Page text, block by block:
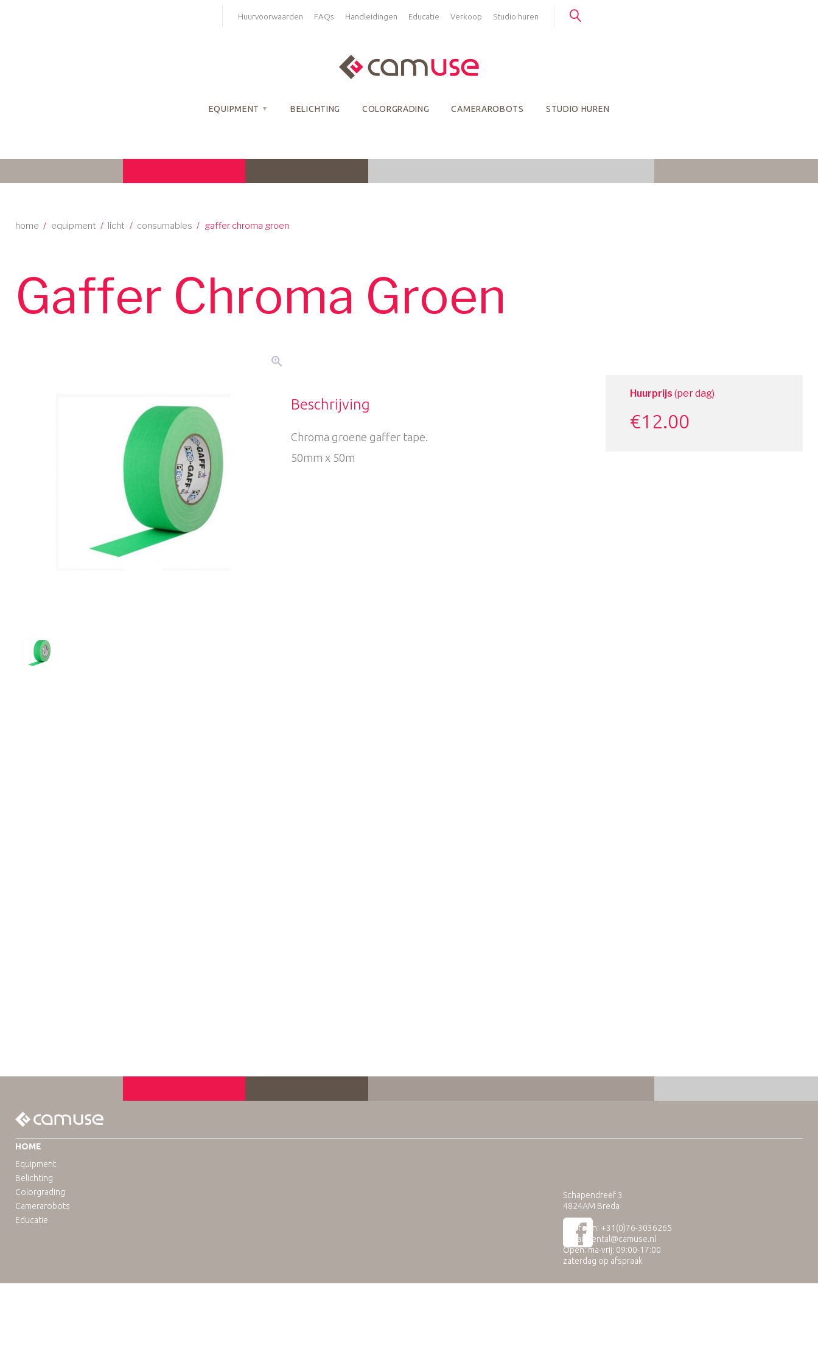
Huurvoorwaarden FAQs Handleidingen Educatie Verkoop Studio huren
EQUIPMENT BELICHTING COLORGRADING CAMERAROBOTS STUDIO HUREN
home / equipment / licht / consumables / gaffer chroma groen
Gaffer Chroma Groen
zoom_in
Beschrijving
Chroma groene gaffer tape.
50mm x 50m
Huurprijs (per dag)
€12.00
HOME
Equipment
Belichting
Colorgrading
Camerarobots
Educatie
Schapendreef 3
4824AM Breda
Telefoon: +31(0)76-3036265
E-mail:
rental@camuse.nl
Open: ma-vrij: 09:00-17:00
zaterdag op afspraak